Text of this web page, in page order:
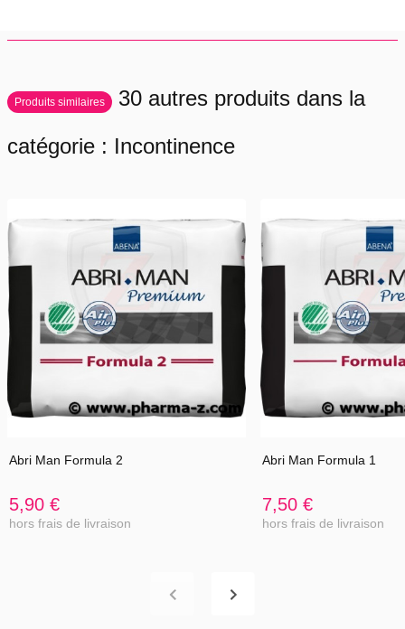
Produits similaires
30 autres produits dans la
catégorie : Incontinence
Abri Man Formula 2
5,90 €
hors frais de livraison
Abri Man Formula 1
7,50 €
hors frais de livraison